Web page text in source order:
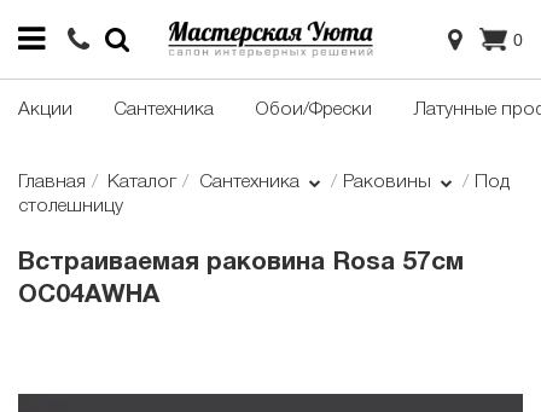
0
Акции Сантехника Обои/Фрески Латунные
Главная Каталог Сантехника Раковины
Под
столешницу
Встраиваемая раковина Rosa 57см
OC04AWHA